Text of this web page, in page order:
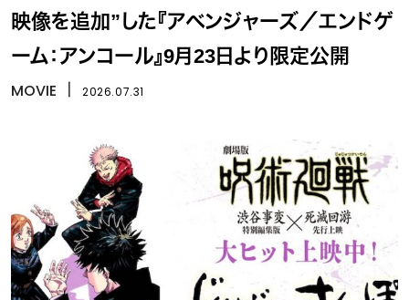
映像を追加”した『アベンジャーズ／エンドゲ
ーム：アンコール』9月23日より限定公開
MOVIE 2026.07.31